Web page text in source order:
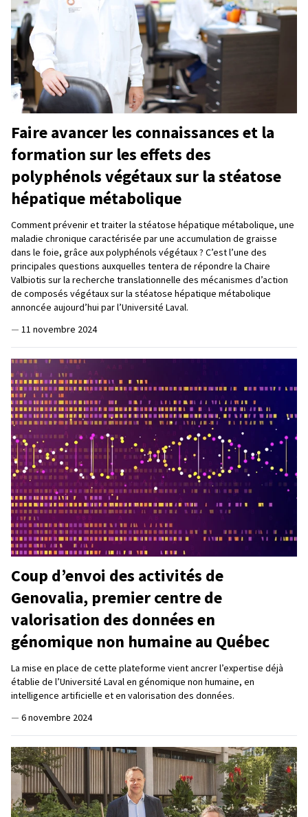
Faire avancer les connaissances et la
formation sur les effets des
polyphénols végétaux sur la stéatose
hépatique métabolique
Comment prévenir et traiter la stéatose hépatique métabolique, une
maladie chronique caractérisée par une accumulation de graisse
dans le foie, grâce aux polyphénols végétaux ? C’est l’une des
principales questions auxquelles tentera de répondre la Chaire
Valbiotis sur la recherche translationnelle des mécanismes d’action
de composés végétaux sur la stéatose hépatique métabolique
annoncée aujourd’hui par l’Université Laval.
— 11 novembre 2024
Coup d’envoi des activités de
Genovalia, premier centre de
valorisation des données en
génomique non humaine au Québec
La mise en place de cette plateforme vient ancrer l’expertise déjà
établie de l’Université Laval en génomique non humaine, en
intelligence artificielle et en valorisation des données.
— 6 novembre 2024